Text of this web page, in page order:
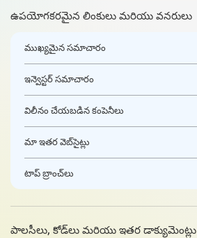
ఉపయోగకరమైన లింకులు మరియు వనరులు
ముఖ్యమైన సమాచారం
ఇన్వెస్టర్ సమాచారం
విలీనం చేయబడిన కంపెనీలు
మా ఇతర వెబ్‌సైట్లు
టాప్ బ్రాంచ్‌లు
పాలసీలు, కోడ్‌లు మరియు ఇతర డాక్యుమెంట్లు